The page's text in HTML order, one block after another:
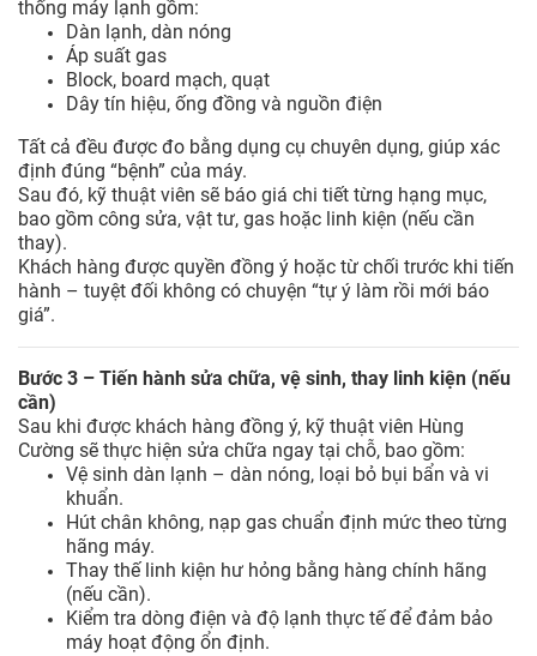
thống máy lạnh gồm:
Dàn lạnh, dàn nóng
Áp suất gas
Block, board mạch, quạt
Dây tín hiệu, ống đồng và nguồn điện
Tất cả đều được đo bằng dụng cụ chuyên dụng, giúp xác
định đúng “bệnh” của máy.
Sau đó, kỹ thuật viên sẽ báo giá chi tiết từng hạng mục,
bao gồm công sửa, vật tư, gas hoặc linh kiện (nếu cần
thay).
Khách hàng được quyền đồng ý hoặc từ chối trước khi tiến
hành – tuyệt đối không có chuyện “tự ý làm rồi mới báo
giá”.
Bước 3 – Tiến hành sửa chữa, vệ sinh, thay linh kiện (nếu
cần)
Sau khi được khách hàng đồng ý, kỹ thuật viên Hùng
Cường sẽ thực hiện sửa chữa ngay tại chỗ, bao gồm:
Vệ sinh dàn lạnh – dàn nóng, loại bỏ bụi bẩn và vi
khuẩn.
Hút chân không, nạp gas chuẩn định mức theo từng
hãng máy.
Thay thế linh kiện hư hỏng bằng hàng chính hãng
(nếu cần).
Kiểm tra dòng điện và độ lạnh thực tế để đảm bảo
máy hoạt động ổn định.